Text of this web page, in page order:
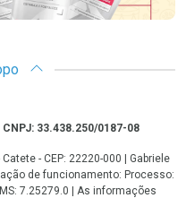
33.438.250/0187-08
- CEP: 22220-000 | Gabriele
de funcionamento: Processo:
7.25279.0 | As informações